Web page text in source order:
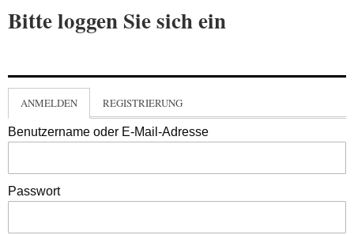
Bitte loggen Sie sich ein
ANMELDEN REGISTRIERUNG
Benutzername oder E-Mail-Adresse
Passwort